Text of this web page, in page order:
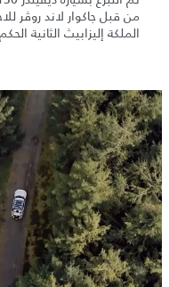
من قبل جاكوار لاند روڤر
الملكة إليزابيث الثانية